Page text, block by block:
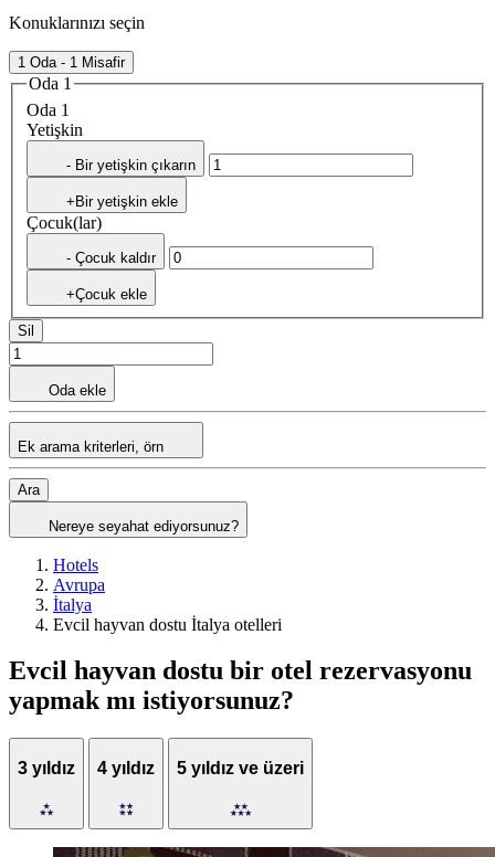
Konuklarınızı seçin
1 Oda - 1 Misafir
Oda 1
Oda 1
Yetişkin
- Bir yetişkin çıkarın
+Bir yetişkin ekle
Çocuk(lar)
- Çocuk kaldır
+Çocuk ekle
Sil
Oda ekle
Ek arama kriterleri, örn
Ara
Nereye seyahat ediyorsunuz?
Hotels
Avrupa
İtalya
Evcil hayvan dostu İtalya otelleri
Evcil hayvan dostu bir otel rezervasyonu
yapmak mı istiyorsunuz?
3 yıldız 4 yıldız 5 yıldız ve üzeri